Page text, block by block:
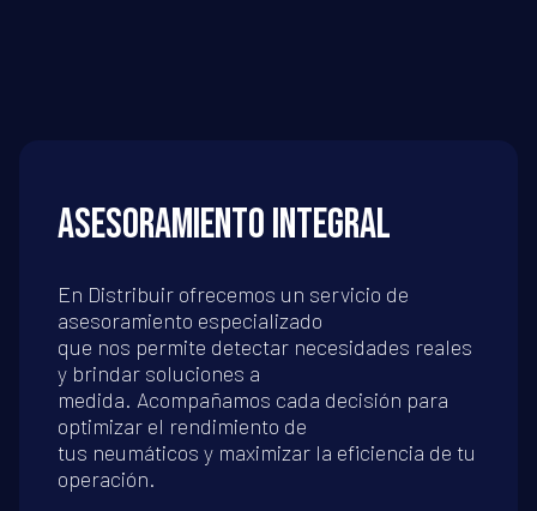
ASESORAMIENTO INTEGRAL
En Distribuir ofrecemos un servicio de
asesoramiento especializado
que nos permite detectar necesidades reales
y brindar soluciones a
medida. Acompañamos cada decisión para
optimizar el rendimiento de
tus neumáticos y maximizar la eficiencia de tu
operación.